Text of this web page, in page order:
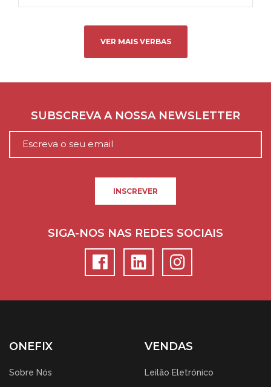
VER MAIS VERBAS
SUBSCREVA A NOSSA NEWSLETTER
INSCREVER
SIGA-NOS NAS REDES SOCIAIS
ONEFIX
Sobre Nós
VENDAS
Leilão Eletrónico